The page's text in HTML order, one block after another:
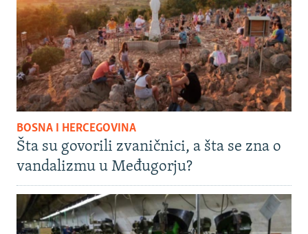
BOSNA I HERCEGOVINA
Šta su govorili zvaničnici, a šta se zna o
vandalizmu u Međugorju?